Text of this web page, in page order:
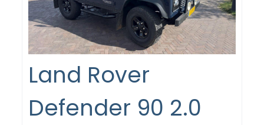
Land Rover
Defender 90 2.0